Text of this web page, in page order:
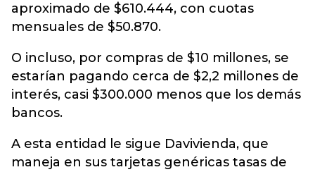
aproximado de $610.444, con cuotas
mensuales de $50.870.
O incluso, por compras de $10 millones, se
estarían pagando cerca de $2,2 millones de
interés, casi $300.000 menos que los demás
bancos.
A esta entidad le sigue Davivienda, que
maneja en sus tarjetas genéricas tasas de